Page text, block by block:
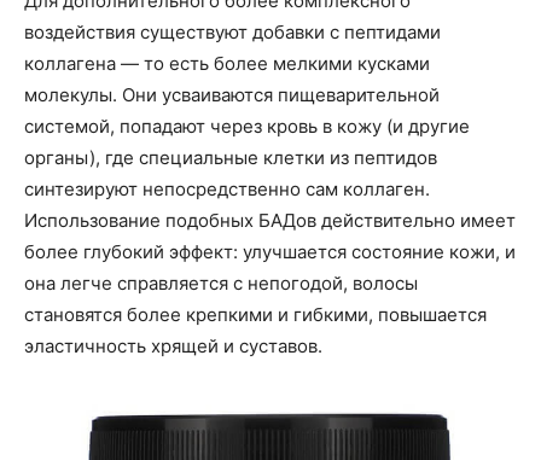
воздействия существуют добавки с пептидами
коллагена — то есть более мелкими кусками
молекулы. Они усваиваются пищеварительной
системой, попадают через кровь в кожу (и другие
органы), где специальные клетки из пептидов
синтезируют непосредственно сам коллаген.
Использование подобных БАДов действительно имеет
более глубокий эффект: улучшается состояние кожи, и
она легче справляется с непогодой, волосы
становятся более крепкими и гибкими, повышается
эластичность хрящей и суставов.